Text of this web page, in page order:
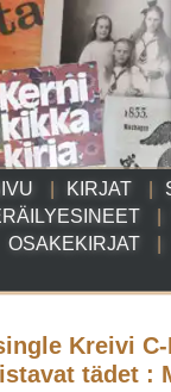
KIRJAT
OSAKEKIRJAT
Kreivi
tädet :